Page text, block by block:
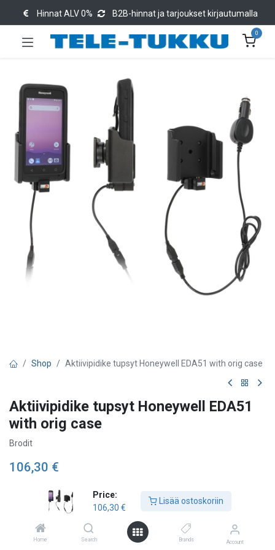
Price:
106,30 €
Lisää ostoskoriin
Home Search Brands Account
Hinnat ALV 0% B2B-hinnat ja tarjoukset kirjautumalla
0
Shop Aktiivipidike tupsyt Honeywell EDA51 with orig case
Aktiivipidike tupsyt Honeywell EDA51
with orig case
Brodit
106,30 €
Lisää ostoskoriin
Lisää toivelistalle